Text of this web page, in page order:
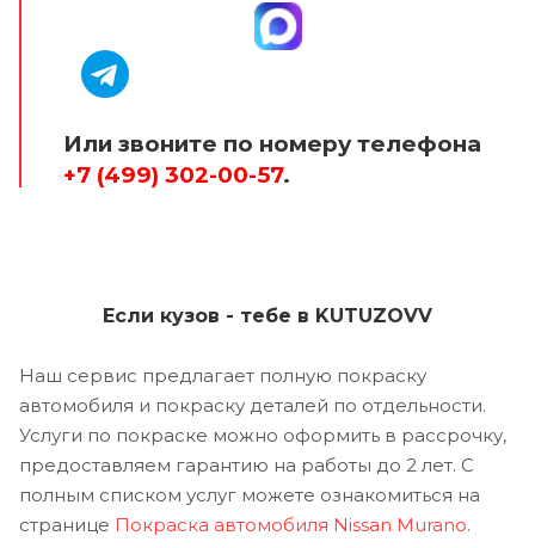
Или звоните по номеру телефона
+7 (499) 302-00-57.
Если кузов - тебе в KUTUZOVV
Наш сервис предлагает полную покраску
автомобиля и покраску деталей по отдельности.
Услуги по покраске можно оформить в рассрочку,
предоставляем гарантию на работы до 2 лет. С
полным списком услуг можете ознакомиться на
странице Покраска автомобиля Nissan Murano.